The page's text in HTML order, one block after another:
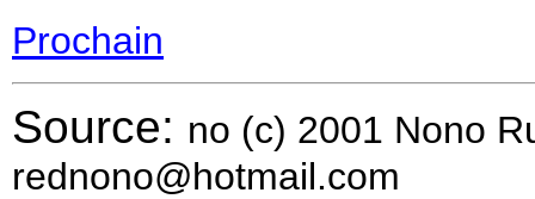
Prochain
Source: no (c) 2001 Nono
rednono@hotmail.com